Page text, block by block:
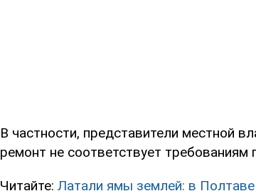
В частности, представители местной
ремонт не соответствует требованиям
Читайте: Латали ямы землей: в